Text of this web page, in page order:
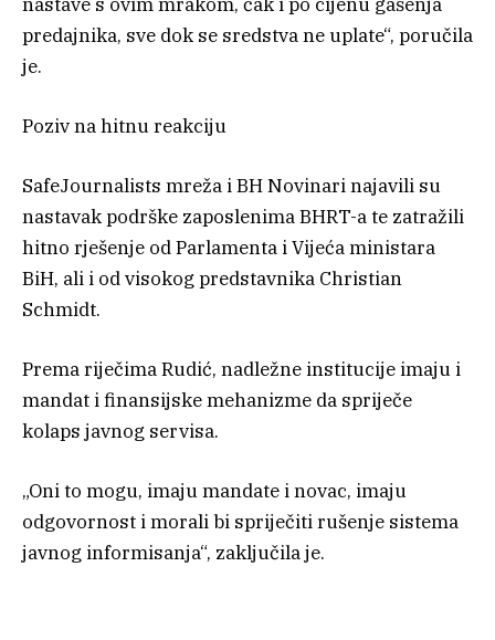
predajnika, sve dok se sredstva ne uplate“, poručila
je.
Poziv na hitnu reakciju
SafeJournalists mreža i BH Novinari najavili su
nastavak podrške zaposlenima BHRT-a te zatražili
hitno rješenje od Parlamenta i Vijeća ministara
BiH, ali i od visokog predstavnika Christian
Schmidt.
Prema riječima Rudić, nadležne institucije imaju i
mandat i finansijske mehanizme da spriječe
kolaps javnog servisa.
„Oni to mogu, imaju mandate i novac, imaju
odgovornost i morali bi spriječiti rušenje sistema
javnog informisanja“, zaključila je.